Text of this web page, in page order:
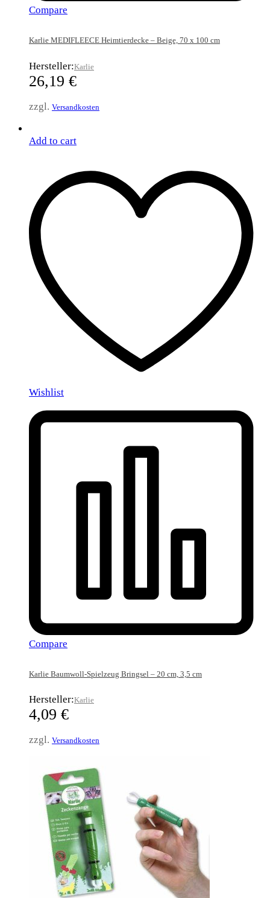
Compare
Karlie MEDIFLEECE Heimtierdecke – Beige, 70 x 100 cm
Hersteller:Karlie
26,19 €
zzgl. Versandkosten
Add to cart
Wishlist
Compare
Karlie Baumwoll-Spielzeug Bringsel – 20 cm, 3,5 cm
Hersteller:Karlie
4,09 €
zzgl. Versandkosten